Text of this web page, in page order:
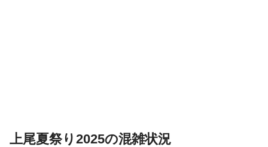
上尾夏祭り2025の混雑状況